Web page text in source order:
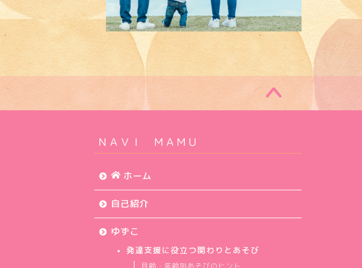
ＮＡＶＩ ＭＡＭＵ
ホーム
自己紹介
ゆずこ
発達支援に役立つ関わりとあそび
月齢・年齢別あそびのヒント